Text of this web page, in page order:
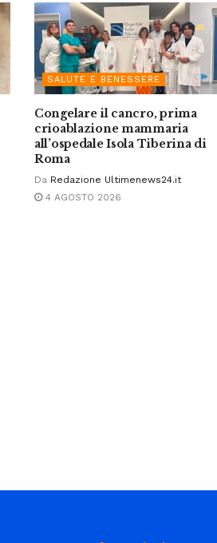
SALUTE E BENESSERE
Congelare il cancro, prima
crioablazione mammaria
all’ospedale Isola Tiberina di
Roma
Da Redazione Ultimenews24.it
4 AGOSTO 2026